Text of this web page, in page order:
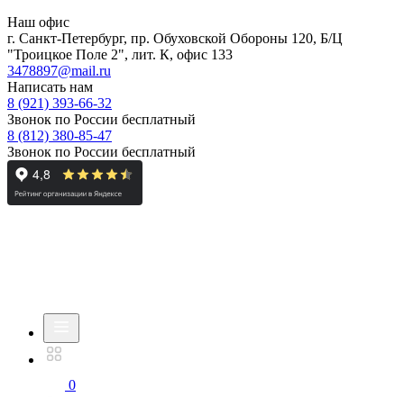
Наш офис
г. Санкт-Петербург, пр. Обуховской Обороны 120, Б/Ц
"Троицкое Поле 2", лит. К, офис 133
3478897@mail.ru
Написать нам
8 (921) 393-66-32
Звонок по России бесплатный
8 (812) 380-85-47
Звонок по России бесплатный
0